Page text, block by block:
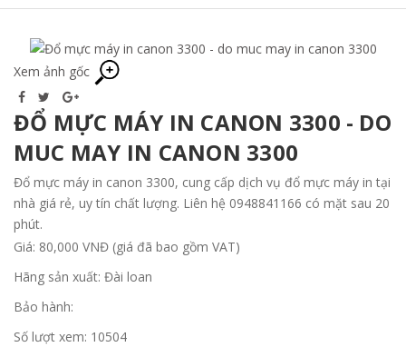
Xem ảnh gốc
ĐỔ MỰC MÁY IN CANON 3300 - DO
MUC MAY IN CANON 3300
Đổ mực máy in canon 3300, cung cấp dịch vụ đổ mực máy in tại
nhà giá rẻ, uy tín chất lượng. Liên hệ 0948841166 có mặt sau 20
phút.
Giá: 80,000 VNĐ (giá đã bao gồm VAT)
Hãng sản xuất: Đài loan
Bảo hành:
Số lượt xem: 10504